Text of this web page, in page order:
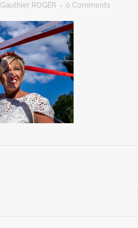
Gauthier ROGER 0 Comments